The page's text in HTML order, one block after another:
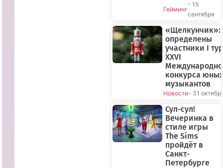
Гейминг
- 15
сентября
«Щелкунчик»:
определены
участники I
XXVI
конкурса юных
музыкантов
Новости- 31
Сул-сул!
Вечеринка в
стиле игры
The Sims
пройдёт в
Санкт-
Петербурге